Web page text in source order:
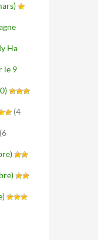
Ha
le 9
(4
(6